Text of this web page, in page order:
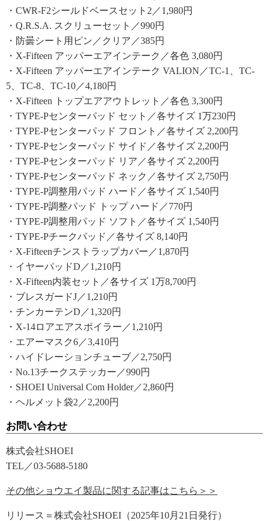
・CWR-F2シールドベースセット2／1,980円
・Q.R.S.A. スクリューセット／990円
・防曇シート用ピン／クリア／385円
・X-Fifteen アッパーエアインテーク／各色 3,080円
・X-Fifteen アッパーエアインテーク VALION／TC-1、TC-
5、TC-8、TC-10／4,180円
・X-Fifteen トップエアアウトレット／各色 3,300円
・TYPE-Pセンターパッド セット／各サイズ 1万230円
・TYPE-Pセンターパッド フロント／各サイズ 2,200円
・TYPE-Pセンターパッド サイド／各サイズ 2,200円
・TYPE-Pセンターパッド リア／各サイズ 2,200円
・TYPE-Pセンターパッド ネック／各サイズ 2,750円
・TYPE-P調整用パッド ハード／各サイズ 1,540円
・TYPE-P調整パッド トップ ハード／770円
・TYPE-P調整用パッド ソフト／各サイズ 1,540円
・TYPE-Pチークパッド／各サイズ 8,140円
・X-Fifteenチンストラップカバー／1,870円
・イヤーパッドD／1,210円
・X-Fifteen内装セット／各サイズ 1万8,700円
・ブレスガードJ／1,210円
・チンカーテンD／1,320円
・X-14ロアエアスポイラー／1,210円
・エアーマスク6／3,410円
・ハイドレーションチューブ／2,750円
・No.13チークステッカー／990円
・SHOEI Universal Com Holder／2,860円
・ヘルメット袋2／2,200円
お問い合わせ
株式会社SHOEI
TEL／03-5688-5180
その他ショウエイ製品に関する記事はこちら＞＞
リリース＝株式会社SHOEI（2025年10月21日発行）